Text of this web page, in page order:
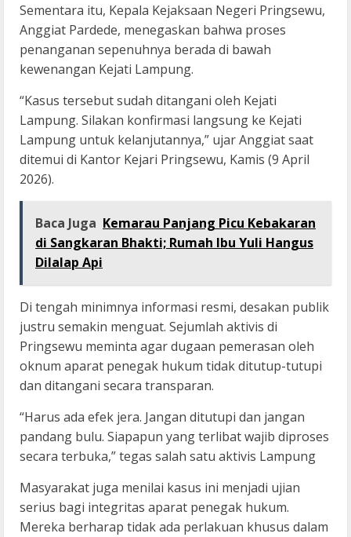
Sementara itu, Kepala Kejaksaan Negeri Pringsewu,
Anggiat Pardede, menegaskan bahwa proses
penanganan sepenuhnya berada di bawah
kewenangan Kejati Lampung.
“Kasus tersebut sudah ditangani oleh Kejati
Lampung. Silakan konfirmasi langsung ke Kejati
Lampung untuk kelanjutannya,” ujar Anggiat saat
ditemui di Kantor Kejari Pringsewu, Kamis (9 April
2026).
Baca Juga Kemarau Panjang Picu Kebakaran
di Sangkaran Bhakti; Rumah Ibu Yuli Hangus
Dilalap Api
Di tengah minimnya informasi resmi, desakan publik
justru semakin menguat. Sejumlah aktivis di
Pringsewu meminta agar dugaan pemerasan oleh
oknum aparat penegak hukum tidak ditutup-tutupi
dan ditangani secara transparan.
“Harus ada efek jera. Jangan ditutupi dan jangan
pandang bulu. Siapapun yang terlibat wajib diproses
secara terbuka,” tegas salah satu aktivis Lampung
Masyarakat juga menilai kasus ini menjadi ujian
serius bagi integritas aparat penegak hukum.
Mereka berharap tidak ada perlakuan khusus dalam